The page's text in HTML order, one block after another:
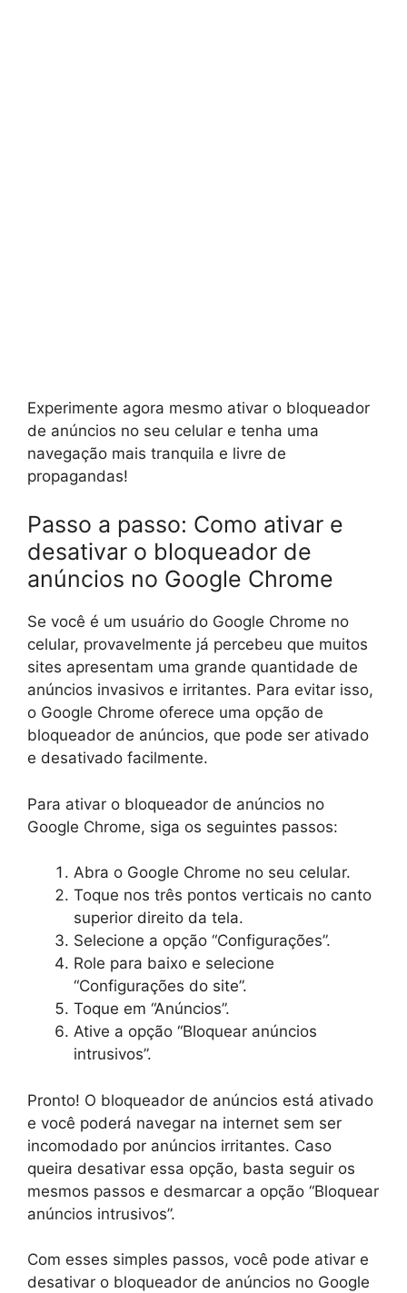
Experimente agora mesmo ativar o bloqueador
de anúncios no seu celular e tenha uma
navegação mais tranquila e livre de
propagandas!
Passo a passo: Como ativar e
desativar o bloqueador de
anúncios no Google Chrome
Se você é um usuário do Google Chrome no
celular, provavelmente já percebeu que muitos
sites apresentam uma grande quantidade de
anúncios invasivos e irritantes. Para evitar isso,
o Google Chrome oferece uma opção de
bloqueador de anúncios, que pode ser ativado
e desativado facilmente.
Para ativar o bloqueador de anúncios no
Google Chrome, siga os seguintes passos:
Abra o Google Chrome no seu celular.
Toque nos três pontos verticais no canto
superior direito da tela.
Selecione a opção “Configurações”.
Role para baixo e selecione
“Configurações do site”.
Toque em “Anúncios”.
Ative a opção “Bloquear anúncios
intrusivos”.
Pronto! O bloqueador de anúncios está ativado
e você poderá navegar na internet sem ser
incomodado por anúncios irritantes. Caso
queira desativar essa opção, basta seguir os
mesmos passos e desmarcar a opção “Bloquear
anúncios intrusivos”.
Com esses simples passos, você pode ativar e
desativar o bloqueador de anúncios no Google